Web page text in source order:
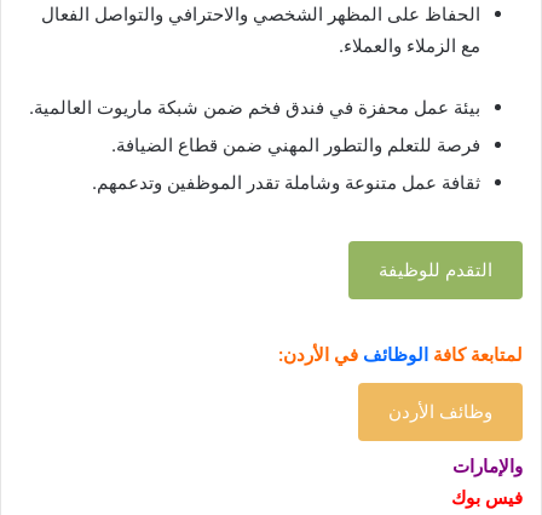
الحفاظ على المظهر الشخصي والاحترافي والتواصل الفعال
مع الزملاء والعملاء.
بيئة عمل محفزة في فندق فخم ضمن شبكة ماريوت العالمية.
فرصة للتعلم والتطور المهني ضمن قطاع الضيافة.
ثقافة عمل متنوعة وشاملة تقدر الموظفين وتدعمهم.
التقدم للوظيفة
لمتابعة كافة الوظائف في الأردن:
وظائف الأردن
والإمارات
فيس بوك